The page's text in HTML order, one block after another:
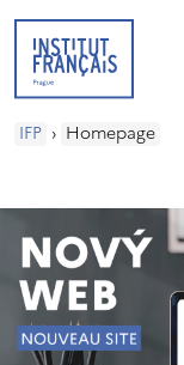
IFP › Homepage